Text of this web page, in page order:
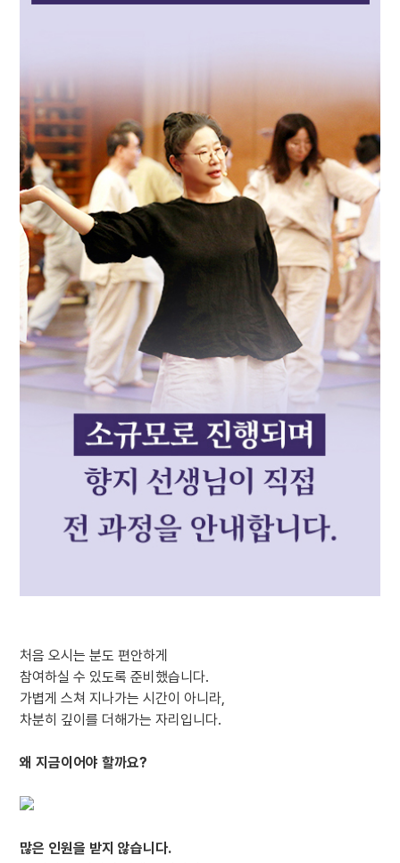
처음 오시는 분도 편안하게
참여하실 수 있도록 준비했습니다.
가볍게 스쳐 지나가는 시간이 아니라,
차분히 깊이를 더해가는 자리입니다.
왜 지금이어야 할까요?
많은 인원을 받지 않습니다.